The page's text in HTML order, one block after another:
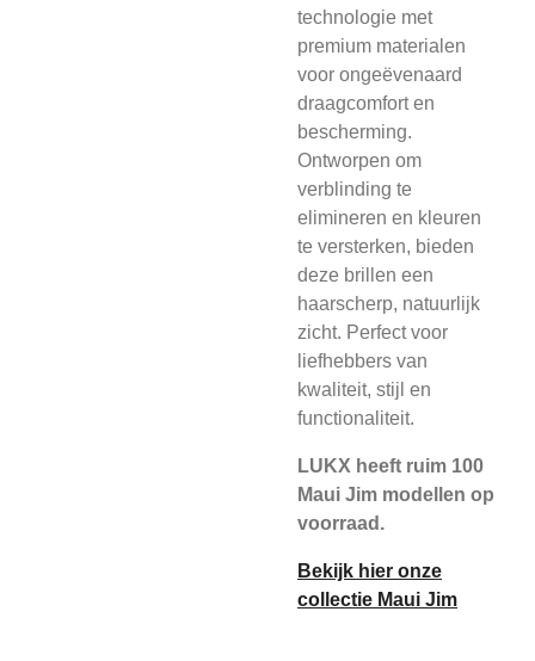
technologie met
premium materialen
voor ongeëvenaard
draagcomfort en
bescherming.
Ontworpen om
verblinding te
elimineren en kleuren
te versterken, bieden
deze brillen een
haarscherp, natuurlijk
zicht. Perfect voor
liefhebbers van
kwaliteit, stijl en
functionaliteit.
LUKX heeft ruim 100
Maui Jim modellen op
voorraad.
Bekijk hier onze
collectie Maui Jim